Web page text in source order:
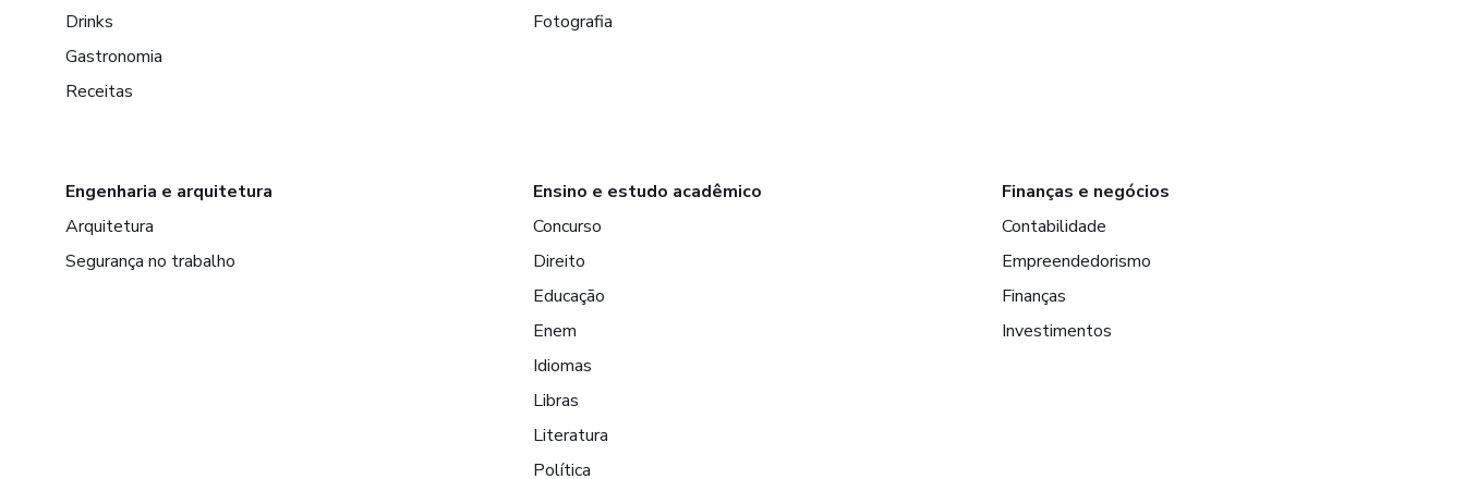
Drinks
Gastronomia
Receitas
Fotografia
Engenharia e arquitetura
Arquitetura
Segurança no trabalho
Ensino e estudo acadêmico
Concurso
Direito
Educação
Enem
Idiomas
Libras
Literatura
Política
Finanças e negócios
Contabilidade
Empreendedorismo
Finanças
Investimentos